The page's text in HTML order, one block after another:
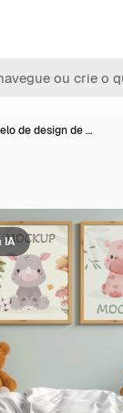
de design de …
IA